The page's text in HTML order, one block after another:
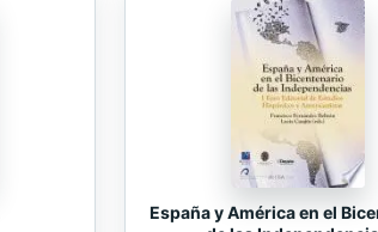
España y América en el